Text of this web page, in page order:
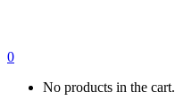
0
No products in the cart.